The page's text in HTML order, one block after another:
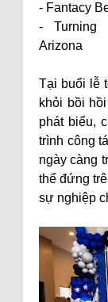
- Fantacy
- Turning
Arizona
Tại buổi lễ
khỏi bồi
phát biểu,
trình công
ngày càng
thể đứng
sự nghiệp